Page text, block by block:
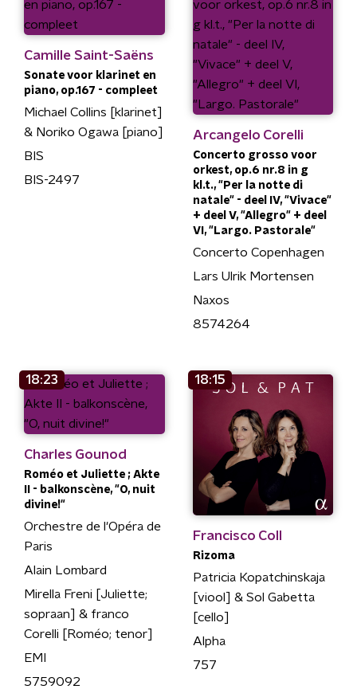
Camille Saint-Saëns
Sonate voor klarinet en
piano, op.167 - compleet
Michael Collins [klarinet]
& Noriko Ogawa [piano]
BIS
BIS-2497
Arcangelo Corelli
Concerto grosso voor
orkest, op.6 nr.8 in g
kl.t., "Per la notte di
natale" - deel IV, "Vivace"
+ deel V, "Allegro" + deel
VI, "Largo. Pastorale"
Concerto Copenhagen
Lars Ulrik Mortensen
Naxos
8574264
18:23
Charles Gounod
Roméo et Juliette ; Akte
II - balkonscène, "O, nuit
divine!"
Orchestre de l'Opéra de
Paris
Alain Lombard
Mirella Freni [Juliette;
sopraan] & franco
Corelli [Roméo; tenor]
EMI
5759092
18:15
Francisco Coll
Rizoma
Patricia Kopatchinskaja
[viool] & Sol Gabetta
[cello]
Alpha
757